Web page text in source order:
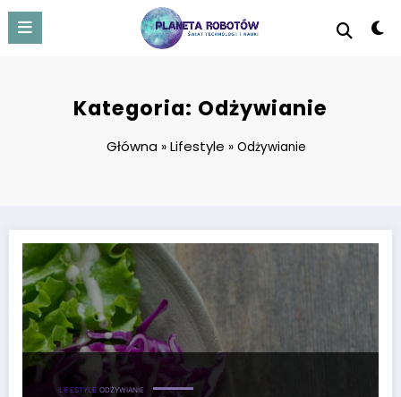
content
Kategoria: Odżywianie
Główna »Lifestyle »Odżywianie
Jak bezpiecznie przejść na dietę wegetariańską?
LIFESTYLE ODŻYWIANIE